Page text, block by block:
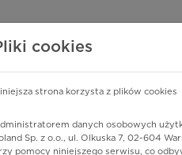
o
PHARMINDEX
oka
cookies
strona korzysta z plików cookies
danych osobowych
Sp. z o.o., ul. Olkuska 7, 02-604
pomocy niniejszego serwisu, co